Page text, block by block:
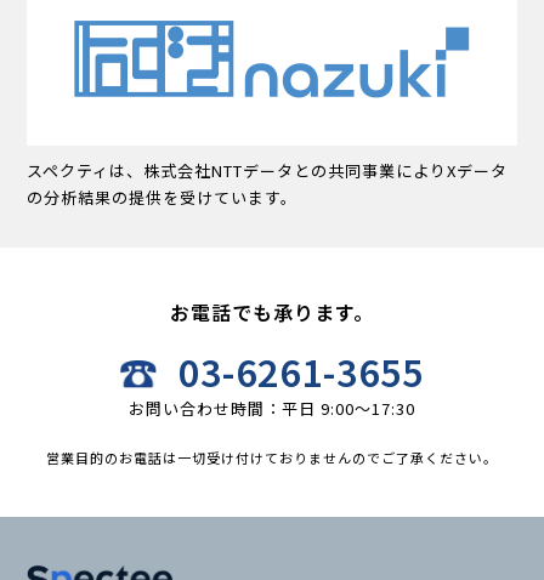
スペクティは、株式会社NTTデータとの共同事業によりXデータ
の分析結果の提供を受けています。
お電話でも承ります。
03-6261-3655
お問い合わせ時間：平日 9:00〜17:30
営業目的のお電話は一切受け付けておりませんのでご了承ください。